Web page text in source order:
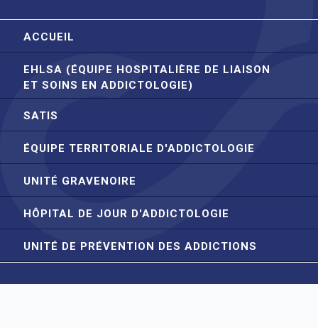
ACCUEIL
EHLSA (ÉQUIPE HOSPITALIÈRE DE LIAISON
ET SOINS EN ADDICTOLOGIE)
SATIS
ÉQUIPE TERRITORIALE D'ADDICTOLOGIE
UNITÉ GRAVENOIRE
HÔPITAL DE JOUR D'ADDICTOLOGIE
UNITÉ DE PRÉVENTION DES ADDICTIONS